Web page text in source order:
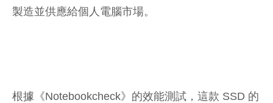
製造並供應給個人電腦市場。
根據《Notebookcheck》的效能測試，這款 SSD 的